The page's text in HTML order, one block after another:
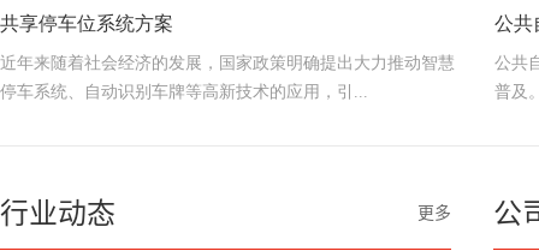
共享停车位系统方案
近年来随着社会经济的发展，国家政策明确提出大力推动智慧
停车系统、自动识别车牌等高新技术的应用，引...
公共
公共
普及
行业动态 更多 公